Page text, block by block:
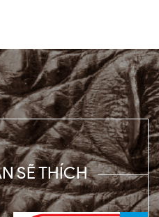
SẼ THÍCH